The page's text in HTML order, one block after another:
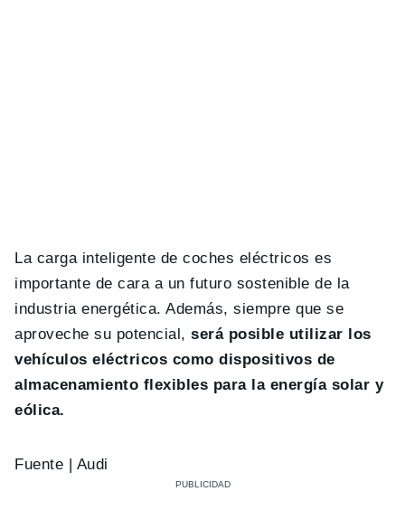
La carga inteligente de coches eléctricos es
importante de cara a un futuro sostenible de la
industria energética. Además, siempre que se
aproveche su potencial,será posible utilizar los
vehículos eléctricos como dispositivos de
almacenamiento flexibles para la energía solar y
eólica.
Fuente | Audi